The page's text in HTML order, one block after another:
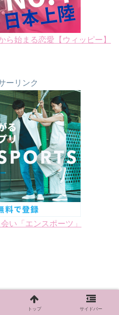
ら始まる恋愛【ウィッピー】
ーリンク
い「エンスポーツ」
はてブ
トップ サイドバー